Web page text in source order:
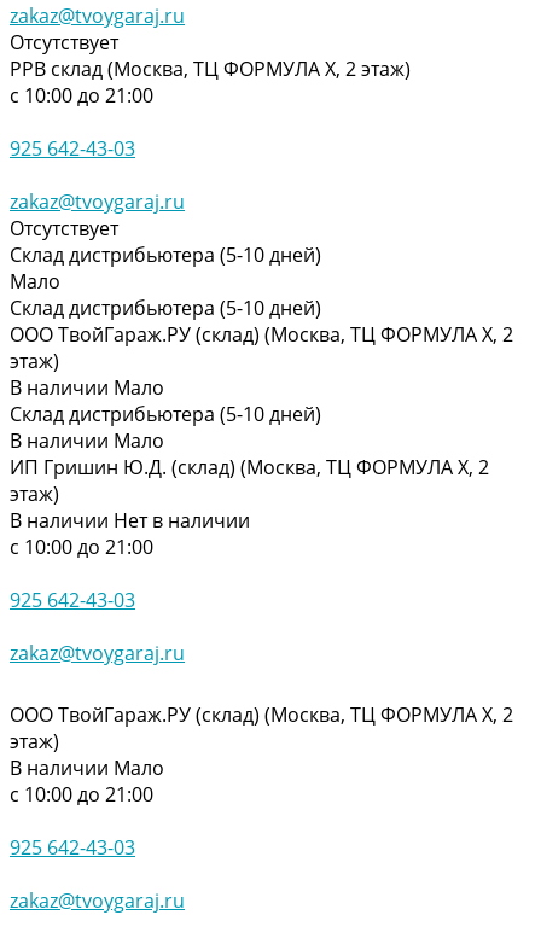
zakaz@tvoygaraj.ru
Отсутствует
РРВ склад (Москва, ТЦ ФОРМУЛА Х, 2 этаж)
с 10:00 до 21:00
925 642-43-03
zakaz@tvoygaraj.ru
Отсутствует
Склад дистрибьютера (5-10 дней)
Мало
Склад дистрибьютера (5-10 дней)
ООО ТвойГараж.РУ (склад) (Москва, ТЦ ФОРМУЛА Х, 2
этаж)
В наличии Мало
Склад дистрибьютера (5-10 дней)
В наличии Мало
ИП Гришин Ю.Д. (склад) (Москва, ТЦ ФОРМУЛА Х, 2
этаж)
В наличии Нет в наличии
с 10:00 до 21:00
925 642-43-03
zakaz@tvoygaraj.ru
ООО ТвойГараж.РУ (склад) (Москва, ТЦ ФОРМУЛА Х, 2
этаж)
В наличии Мало
с 10:00 до 21:00
925 642-43-03
zakaz@tvoygaraj.ru